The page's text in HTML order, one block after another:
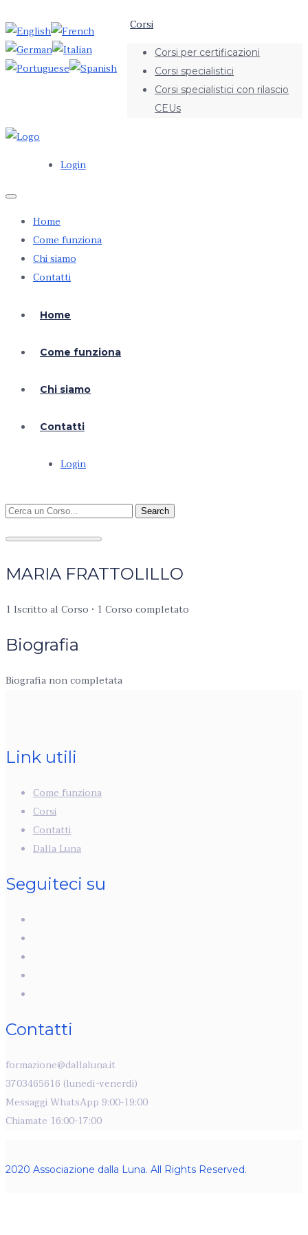
Corsi
Corsi per certificazioni
Corsi specialistici
Corsi specialistici con rilascio
CEUs
Login
Home
Come funziona
Chi siamo
Contatti
Home
Come funziona
Chi siamo
Contatti
Login
Search
MARIA FRATTOLILLO
1 Iscritto al Corso • 1 Corso completato
Biografia
Biografia non completata
Link utili
Come funziona
Corsi
Contatti
Dalla Luna
Seguiteci su
Contatti
formazione@dallaluna.it
3703465616 (lunedì-venerdì)
Messaggi WhatsApp 9:00-19:00
Chiamate 16:00-17:00
2020 Associazione dalla Luna. All Rights Reserved.